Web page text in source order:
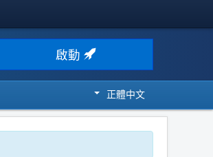
啟動
正體中文